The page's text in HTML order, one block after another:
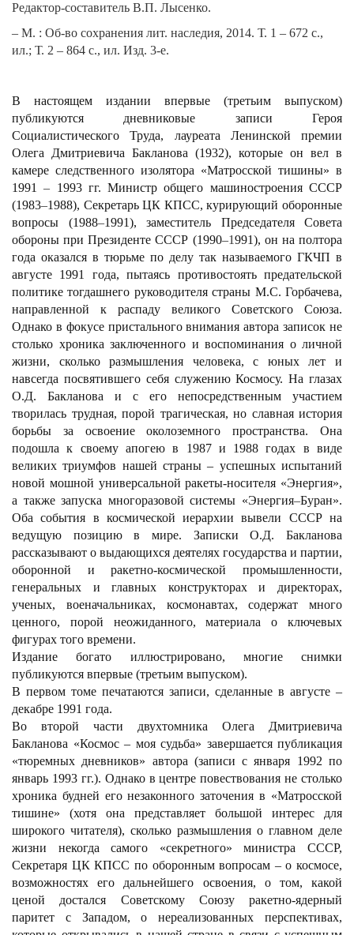
Редактор-составитель В.П. Лысенко.
– М. : Об-во сохранения лит. наследия, 2014. Т. 1 – 672 с.,
ил.; Т. 2 – 864 с., ил. Изд. 3-е.
В настоящем издании впервые (третьим выпуском)
публикуются дневниковые записи Героя
Социалистического Труда, лауреата Ленинской премии
Олега Дмитриевича Бакланова (1932), которые он вел в
камере следственного изолятора «Матросской тишины» в
1991– 1993 гг. Министр общего машиностроения СССР
(1983–1988), Секретарь ЦК КПСС, курирующий оборонные
вопросы (1988–1991), заместитель Председателя Совета
обороны при Президенте СССР (1990–1991), он на полтора
года оказался в тюрьме по делу так называемого ГКЧП в
августе 1991 года, пытаясь противостоять предательской
политике тогдашнего руководителя страны М.С. Горбачева,
направленной к распаду великого Советского Союза.
Однако в фокусе пристального внимания автора записок не
столько хроника заключенного и воспоминания о личной
жизни, сколько размышления человека, с юных лет и
навсегда посвятившего себя служению Космосу. На глазах
О.Д. Бакланова и с его непосредственным участием
творилась трудная, порой трагическая, но славная история
борьбы за освоение околоземного пространства. Она
подошла к своему апогею в 1987 и 1988 годах в виде
великих триумфов нашей страны– успешных испытаний
новой мошной универсальной ракеты-носителя «Энергия»,
а также запуска многоразовой системы «Энергия–Буран».
Оба события в космической иерархии вывели СССР на
ведущую позицию в мире. Записки О.Д. Бакланова
рассказывают о выдающихся деятелях государства и партии,
оборонной и ракетно-космической промышленности,
генеральных и главных конструкторах и директорах,
ученых, военачальниках, космонавтах, содержат много
ценного, порой неожиданного, материала о ключевых
фигурах того времени.
Издание богато иллюстрировано, многие снимки
публикуются впервые (третьим выпуском).
В первом томе печатаются записи, сделанные в августе –
декабре 1991 года.
Во второй части двухтомника Олега Дмитриевича
Бакланова «Космос – моя судьба» завершается публикация
«тюремных дневников» автора (записи с января 1992 по
январь 1993 гг.). Однако в центре повествования не столько
хроника будней его незаконного заточения в «Матросской
тишине» (хотя она представляет большой интерес для
широкого читателя), сколько размышления о главном деле
жизни некогда самого «секретного» министра СССР,
Секретаря ЦК КПСС по оборонным вопросам –о космосе,
возможностях его дальнейшего освоения, о том, какой
ценой достался Советскому Союзу ракетно-ядерный
паритет с Западом, о нереализованных перспективах,